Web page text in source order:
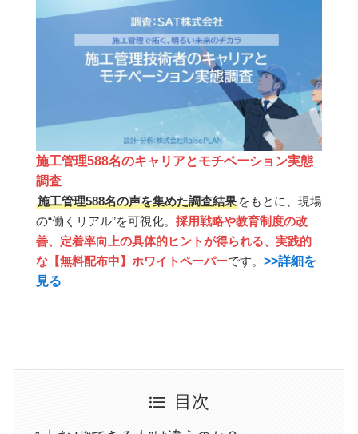
施工管理588名のキャリアとモチベーション実態
調査
施工管理588名の声を集めた調査結果をもとに、現場
の“働くリアル”を可視化。 採用戦略や教育制度の改
善、定着率向上の具体的ヒントが得られる、実践的
な【無料配布中】ホワイトペーパーです。 >>詳細を
見る
目次